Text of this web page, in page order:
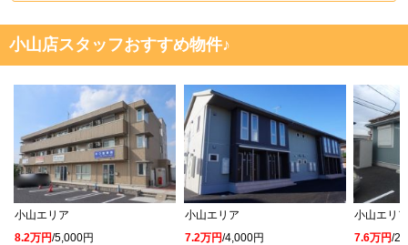
小山店スタッフおすすめ物件♪
小山エリア
8.2万円/5,000円
小山エリア
7.2万円/4,000円
小山エリ
7.6万円/